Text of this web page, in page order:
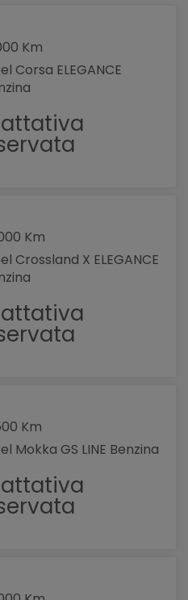
Km
Corsa ELEGANCE
Km
Crossland X ELEGANCE
Km
Mokka GS LINE Benzina